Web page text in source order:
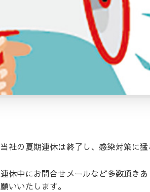
当社の夏期連休は終了し、感染対策に
連休中にお問合せメールなど多数頂き
願いいたします。